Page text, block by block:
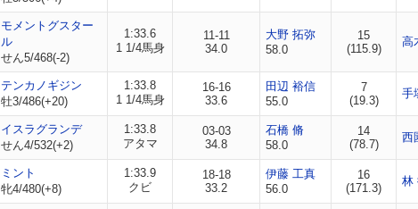
モメントグスター
ル
せん5/468(-2)
1:33.6
1 1/4馬身
11-11
34.0
大野 拓弥
58.0
15
(115.9)
高
テンカノギジン
牡3/486(+20)
1:33.8
1 1/4馬身
16-16
33.6
田辺 裕信
55.0
7
(19.3)
手
イスラグランデ
せん4/532(+2)
1:33.8
アタマ
03-03
34.8
石橋 脩
58.0
14
(78.7)
西
ミント
牝4/480(+8)
1:33.9
クビ
18-18
33.2
伊藤 工真
56.0
16
(171.3)
林